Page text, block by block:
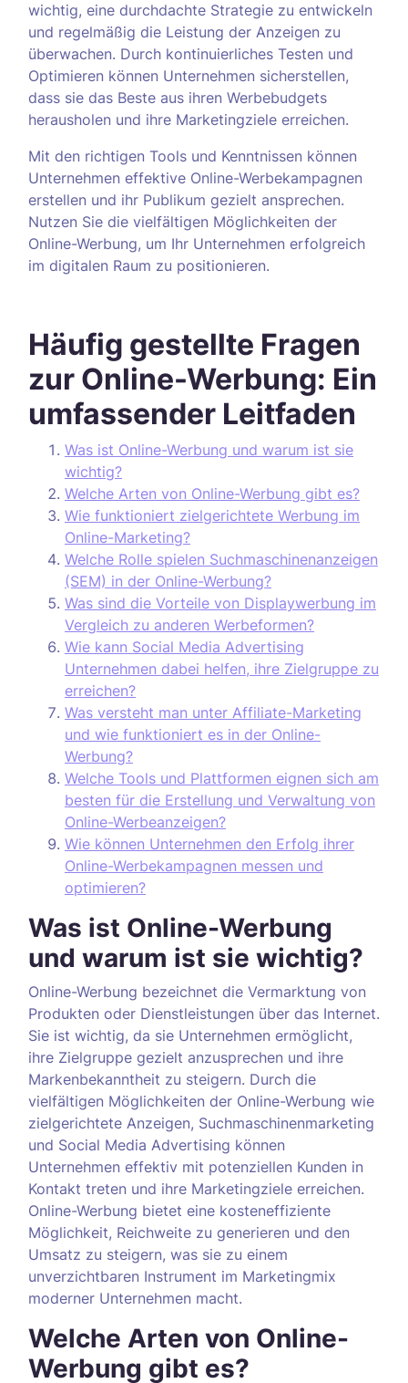
wichtig, eine durchdachte Strategie zu entwickeln
und regelmäßig die Leistung der Anzeigen zu
überwachen. Durch kontinuierliches Testen und
Optimieren können Unternehmen sicherstellen,
dass sie das Beste aus ihren Werbebudgets
herausholen und ihre Marketingziele erreichen.
Mit den richtigen Tools und Kenntnissen können
Unternehmen effektive Online-Werbekampagnen
erstellen und ihr Publikum gezielt ansprechen.
Nutzen Sie die vielfältigen Möglichkeiten der
Online-Werbung, um Ihr Unternehmen erfolgreich
im digitalen Raum zu positionieren.
Häufig gestellte Fragen
zur Online-Werbung: Ein
umfassender Leitfaden
Was ist Online-Werbung und warum ist sie
wichtig?
Welche Arten von Online-Werbung gibt es?
Wie funktioniert zielgerichtete Werbung im
Online-Marketing?
Welche Rolle spielen Suchmaschinenanzeigen
(SEM) in der Online-Werbung?
Was sind die Vorteile von Displaywerbung im
Vergleich zu anderen Werbeformen?
Wie kann Social Media Advertising
Unternehmen dabei helfen, ihre Zielgruppe zu
erreichen?
Was versteht man unter Affiliate-Marketing
und wie funktioniert es in der Online-
Werbung?
Welche Tools und Plattformen eignen sich am
besten für die Erstellung und Verwaltung von
Online-Werbeanzeigen?
Wie können Unternehmen den Erfolg ihrer
Online-Werbekampagnen messen und
optimieren?
Was ist Online-Werbung
und warum ist sie wichtig?
Online-Werbung bezeichnet die Vermarktung von
Produkten oder Dienstleistungen über das Internet.
Sie ist wichtig, da sie Unternehmen ermöglicht,
ihre Zielgruppe gezielt anzusprechen und ihre
Markenbekanntheit zu steigern. Durch die
vielfältigen Möglichkeiten der Online-Werbung wie
zielgerichtete Anzeigen, Suchmaschinenmarketing
und Social Media Advertising können
Unternehmen effektiv mit potenziellen Kunden in
Kontakt treten und ihre Marketingziele erreichen.
Online-Werbung bietet eine kosteneffiziente
Möglichkeit, Reichweite zu generieren und den
Umsatz zu steigern, was sie zu einem
unverzichtbaren Instrument im Marketingmix
moderner Unternehmen macht.
Welche Arten von Online-
Werbung gibt es?